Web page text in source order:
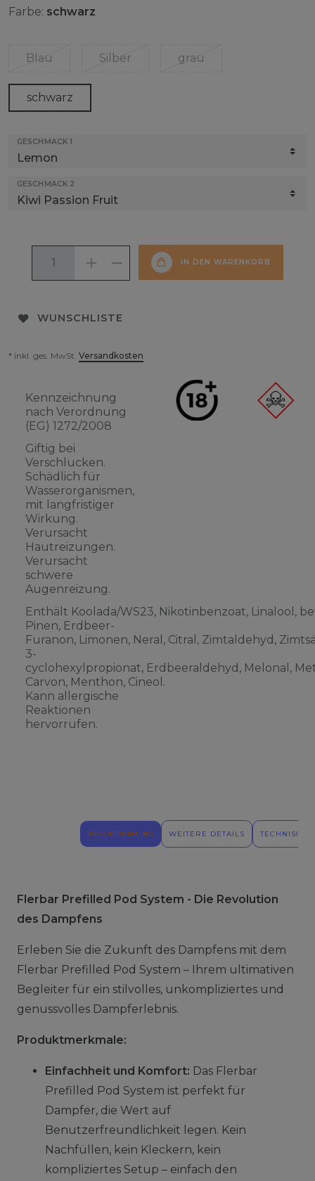
Farbe: schwarz
Blau Silber grau
schwarz
GESCHMACK 1
GESCHMACK 2
IN DEN WARENKORB
WUNSCHLISTE
* inkl. ges. MwSt. Versandkosten
Kennzeichnung
nach Verordnung
(EG) 1272/2008
Giftig bei
Verschlucken.
Schädlich für
Wasserorganismen,
mit langfristiger
Wirkung.
Verursacht
Hautreizungen.
Verursacht
schwere
Augenreizung.
Enthält Koolada/WS23, Nikotinbenzoat, Linalool,
Pinen, Erdbeer-
Furanon, Limonen, Neral, Citral, Zimtaldehyd,
3-
cyclohexylpropionat, Erdbeeraldehyd, Melonal,
Carvon, Menthon, Cineol.
Kann allergische
Reaktionen
hervorrufen.
BESCHREIBUNG WEITERE DETAILS
Flerbar Prefilled Pod System - Die Revolution
des Dampfens
Erleben Sie die Zukunft des Dampfens mit dem
Flerbar Prefilled Pod System – Ihrem ultimativen
Begleiter für ein stilvolles, unkompliziertes und
genussvolles Dampferlebnis.
Produktmerkmale:
Einfachheit und Komfort: Das Flerbar
Prefilled Pod System ist perfekt für
Dampfer, die Wert auf
Benutzerfreundlichkeit legen. Kein
Nachfüllen, kein Kleckern, kein
kompliziertes Setup – einfach den